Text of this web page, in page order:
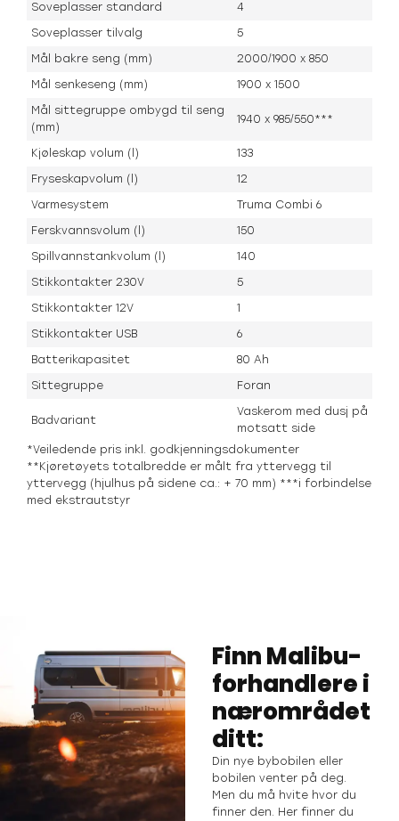
Soveplasser standard 4
Soveplasser tilvalg 5
Mål bakre seng (mm) 2000/1900 x 850
Mål senkeseng (mm) 1900 x 1500
Mål sittegruppe ombygd til seng
(mm)
1940 x 985/550***
Kjøleskap volum (l) 133
Fryseskapvolum (l) 12
Varmesystem Truma Combi 6
Ferskvannsvolum (l) 150
Spillvannstankvolum (l) 140
Stikkontakter 230V 5
Stikkontakter 12V 1
Stikkontakter USB 6
Batterikapasitet 80 Ah
Sittegruppe Foran
Badvariant
Vaskerom med dusj på
motsatt side
*Veiledende pris inkl. godkjenningsdokumenter
**Kjøretøyets totalbredde er målt fra yttervegg til
yttervegg (hjulhus på sidene ca.: + 70 mm) ***i forbindelse
med ekstrautstyr
Finn Malibu-
forhandlere i
nærområdet
ditt:
Din nye bybobilen eller
bobilen venter på deg.
Men du må hvite hvor du
finner den. Her finner du